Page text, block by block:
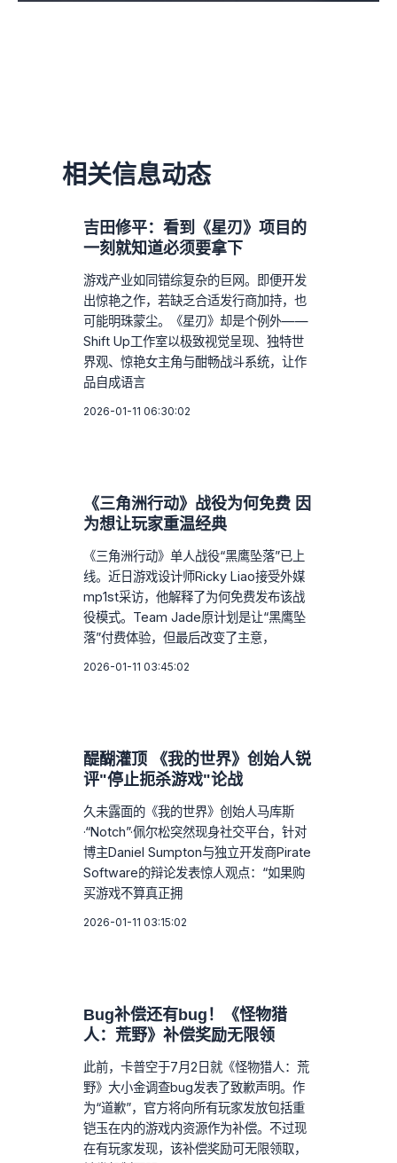
相关信息动态
吉田修平：看到《星刃》项目的
一刻就知道必须要拿下
游戏产业如同错综复杂的巨网。即便开发
出惊艳之作，若缺乏合适发行商加持，也
可能明珠蒙尘。《星刃》却是个例外——
Shift Up工作室以极致视觉呈现、独特世
界观、惊艳女主角与酣畅战斗系统，让作
品自成语言
2026-01-11 06:30:02
《三角洲行动》战役为何免费 因
为想让玩家重温经典
《三角洲行动》单人战役“黑鹰坠落”已上
线。近日游戏设计师Ricky Liao接受外媒
mp1st采访，他解释了为何免费发布该战
役模式。Team Jade原计划是让“黑鹰坠
落”付费体验，但最后改变了主意，
2026-01-11 03:45:02
醍醐灌顶 《我的世界》创始人锐
评"停止扼杀游戏"论战
久未露面的《我的世界》创始人马库斯
·“Notch”·佩尔松突然现身社交平台，针对
博主Daniel Sumpton与独立开发商Pirate
Software的辩论发表惊人观点：“如果购
买游戏不算真正拥
2026-01-11 03:15:02
Bug补偿还有bug！《怪物猎
人：荒野》补偿奖励无限领
此前，卡普空于7月2日就《怪物猎人：荒
野》大小金调查bug发表了致歉声明。作
为“道歉”，官方将向所有玩家发放包括重
铠玉在内的游戏内资源作为补偿。不过现
在有玩家发现，该补偿奖励可无限领取，